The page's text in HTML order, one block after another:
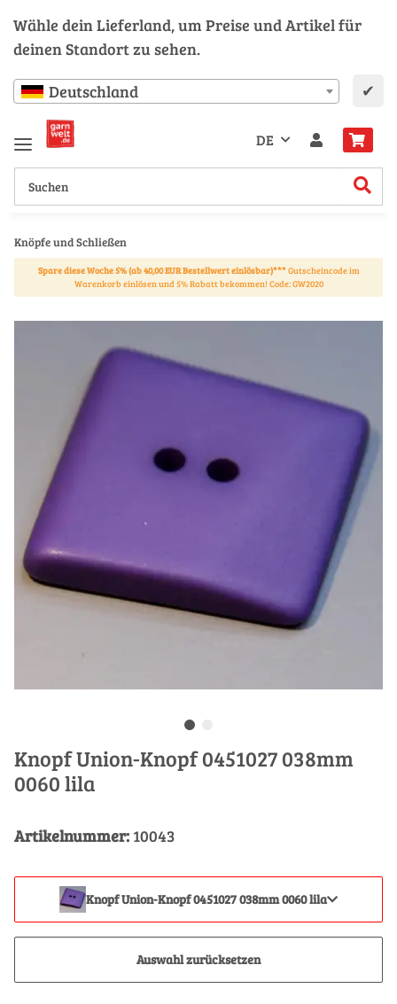
Wähle dein Lieferland, um Preise und Artikel für
deinen Standort zu sehen.
Deutschland ✔
DE
Knöpfe und Schließen
Spare diese Woche 5% (ab 40,00 EUR Bestellwert einlösbar)***Gutscheincode im
Warenkorb einlösen und 5% Rabatt bekommen! Code: GW2020
Knopf Union-Knopf 0451027 038mm
0060 lila
Artikelnummer: 10043
Knopf Union-Knopf 0451027 038mm 0060 lila
Auswahl zurücksetzen